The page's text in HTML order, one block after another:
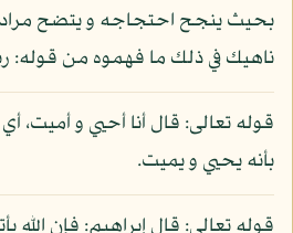
بحيث ينجح احتجاجه و يتضح
ناهيك في ذلك ما فهموه من قوله:
قوله تعالى: قال أنا أحيي و أميت،
بأنه يحيي و يميت.
قوله تعالى: قال إبراهيم: فإن